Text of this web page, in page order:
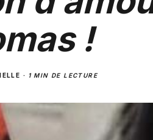
!
· 1 MIN DE LECTURE